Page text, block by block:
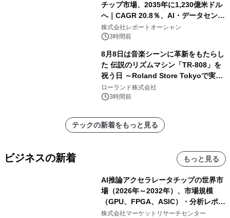
チップ市場、2035年に1,230億米ドル
へ｜CAGR 20.8％、AI・データセンタ
ー需要が成長を牽引
株式会社レポートオーシャン
3時間前
8月8日は音楽シーンに革新をもたらし
た 伝説のリズムマシン「TR-808」を
祝う日 ～Roland Store Tokyoで実機
を展示しての 記念キャンペーンを開
催 英国ラジオ「NTS」の 特別プログ
アーティストを フィーチャーしたアニ
メーションを公開～
ローランド株式会社
3時間前
テックの新着をもっと見る
ビジネスの新着 もっと見る
AI推論アクセラレータチップの世界市
場（2026年～2032年）、市場規模
（GPU、FPGA、ASIC）・分析レポー
トを発表
株式会社マーケットリサーチセンター